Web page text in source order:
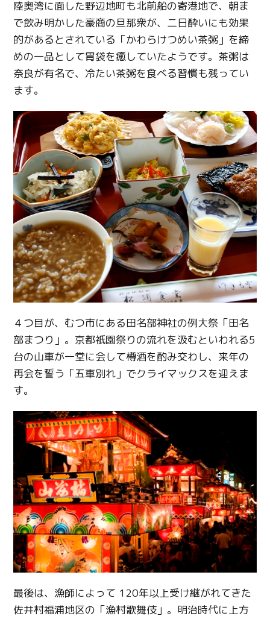
陸奥湾に面した野辺地町も北前船の寄港地で、朝ま
で飲み明かした豪商の旦那衆が、二日酔いにも効果
的があるとされている「かわらけつめい茶粥」を締
めの一品として胃袋を癒していたようです。茶粥は
奈良が有名で、冷たい茶粥を食べる習慣も残ってい
ます。
４つ目が、むつ市にある田名部神社の例大祭「田名
部まつり」。京都祇園祭りの流れを汲むといわれる5
台の山車が一堂に会して樽酒を酌み交わし、来年の
再会を誓う「五車別れ」でクライマックスを迎えま
す。
最後は、漁師によって 120年以上受け継がれてきた
佐井村福浦地区の「漁村歌舞伎」。明治時代に上方
Twitter
Facebook
Line
Copy URL